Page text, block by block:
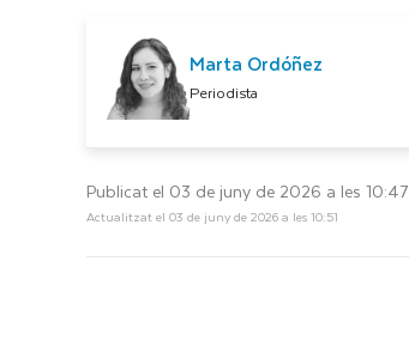
Marta Ordóñez
Periodista
Publicat el 03 de juny de 2026 a les 10:47
Actualitzat el 03 de juny de 2026 a les 10:51